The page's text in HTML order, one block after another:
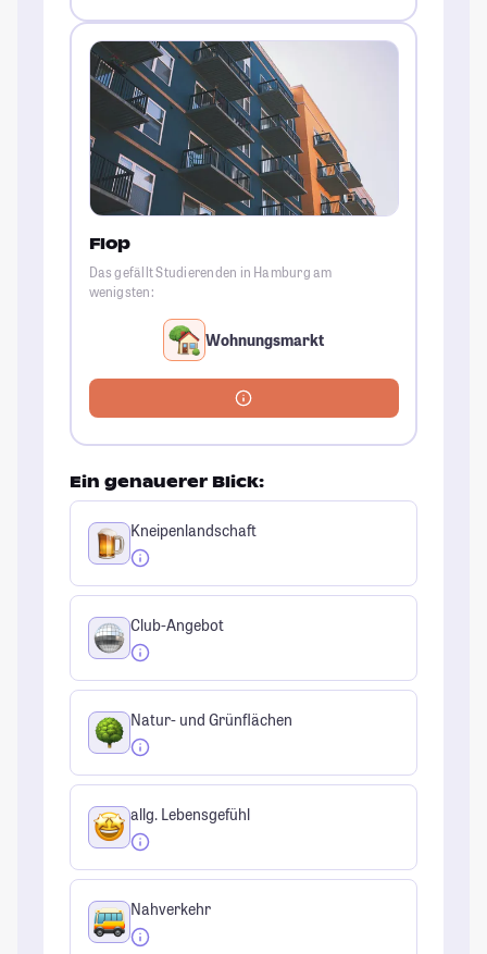
Flop
Das gefällt Studierenden in Hamburg am
wenigsten:
Wohnungsmarkt
Ein genauerer Blick:
Kneipenlandschaft
Club-Angebot
Natur- und Grünflächen
allg. Lebensgefühl
Nahverkehr